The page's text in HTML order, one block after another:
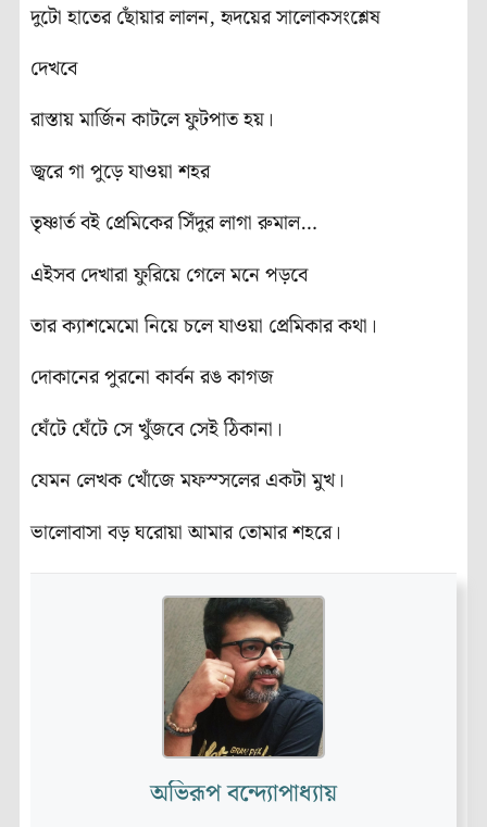
দুটো হাতের ছোঁয়ার লালন, হৃদয়ের সালোকসংশ্লেষ
দেখবে
রাস্তায় মার্জিন কাটলে ফুটপাত হয়।
জ্বরে গা পুড়ে যাওয়া শহর
তৃষ্ণার্ত বই প্রেমিকের সিঁদুর লাগা রুমাল…
এইসব দেখারা ফুরিয়ে গেলে মনে পড়বে
তার ক্যাশমেমো নিয়ে চলে যাওয়া প্রেমিকার কথা।
দোকানের পুরনো কার্বন রঙ কাগজ
ঘেঁটে ঘেঁটে সে খুঁজবে সেই ঠিকানা।
যেমন লেখক খোঁজে মফস্সলের একটা মুখ।
ভালোবাসা বড় ঘরোয়া আমার তোমার শহরে।
অভিরূপ বন্দ্যোপাধ্যায়